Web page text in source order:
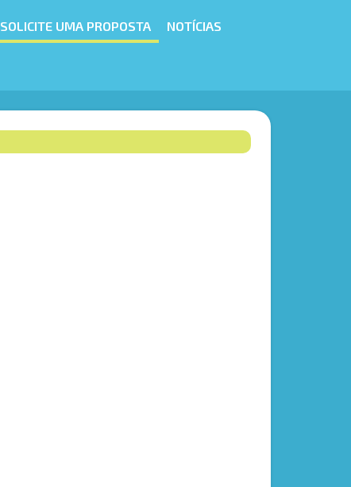
SOLICITE UMA PROPOSTA
NOTÍCIAS